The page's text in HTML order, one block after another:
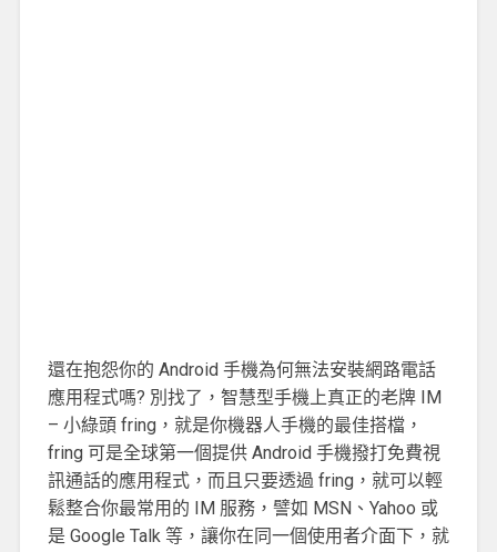
還在抱怨你的 Android 手機為何無法安裝網路電話
應用程式嗎? 別找了，智慧型手機上真正的老牌 IM
– 小綠頭 fring，就是你機器人手機的最佳搭檔，
fring 可是全球第一個提供 Android 手機撥打免費視
訊通話的應用程式，而且只要透過 fring，就可以輕
鬆整合你最常用的 IM 服務，譬如 MSN、Yahoo 或
是 Google Talk 等，讓你在同一個使用者介面下，就